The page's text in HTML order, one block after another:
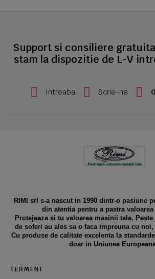
Support si consiliere
stam la dispozitie de L-V
Intreaba Scrie-ne
RIMI srl s-a nascut in 1990 dintr-o pasiune
din atentia pentru a pastra
Protejeaza si tu valoarea masinii tale.
de soferi au ales sa o faca impreuna cu noi,
Cu produse de calitate excelenta la
doar in Uniunea
TERMENI